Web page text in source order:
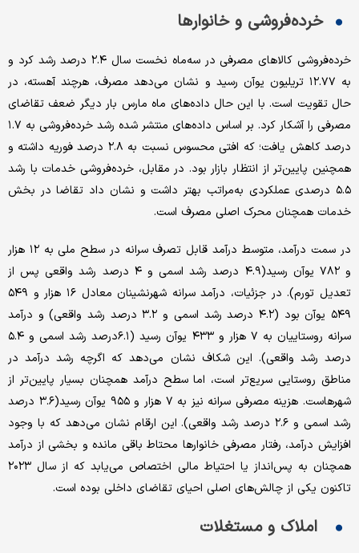
خرده‌فروشی و خانوارها
خرده‌فروشی کالاهای مصرفی در سه‌ماه نخست سال ۲.۴ درصد رشد کرد و
به ۱۲.۷۷ تریلیون یوآن رسید و نشان می‌دهد مصرف، هرچند آهسته، در
حال تقویت است. با این حال داده‌های ماه مارس بار دیگر ضعف تقاضای
مصرفی را آشکار کرد. بر اساس داده‌های منتشر شده رشد خرده‌فروشی به ۱.۷
درصد کاهش یافت؛ که افتی محسوس نسبت به ۲.۸ درصد فوریه داشته و
همچنین پایین‌تر از انتظار بازار بود. در مقابل، خرده‌فروشی خدمات با رشد
۵.۵ درصدی عملکردی به‌مراتب بهتر داشت و نشان داد تقاضا در بخش
خدمات همچنان محرک اصلی مصرف است.
در سمت درآمد، متوسط درآمد قابل تصرف سرانه در سطح ملی به ۱۲ هزار
و ۷۸۲ یوآن رسید(۴.۹ درصد رشد اسمی و ۴ درصد رشد واقعی پس از
تعدیل تورم). در جزئیات، درآمد سرانه شهرنشینان معادل ۱۶ هزار و ۵۴۹
۵۴۹ یوآن بود (۴.۲ درصد رشد اسمی و ۳.۲ درصد رشد واقعی) و درآمد
سرانه روستاییان به ۷ هزار و ۴۳۳ یوآن رسید (۶.۱درصد رشد اسمی و ۵.۴
درصد رشد واقعی). این شکاف نشان می‌دهد که اگرچه رشد درآمد در
مناطق روستایی سریع‌تر است، اما سطح درآمد همچنان بسیار پایین‌تر از
شهرهاست. هزینه مصرفی سرانه نیز به ۷ هزار و ۹۵۵ یوآن رسید(۳.۶ درصد
رشد اسمی و ۲.۶ درصد رشد واقعی). این ارقام نشان می‌دهد که با وجود
افزایش درآمد، رفتار مصرفی خانوارها محتاط باقی مانده و بخشی از درآمد
همچنان به پس‌انداز یا احتیاط مالی اختصاص می‌یابد که از سال ۲۰۲۳
تاکنون یکی از چالش‌های اصلی احیای تقاضای داخلی بوده است.
املاک و مستغلات